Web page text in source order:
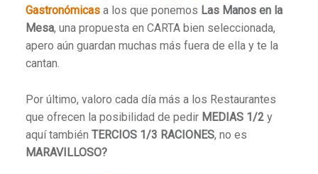
Gastronómicasa los que ponemos Las Manos en la
Mesa, una propuesta en CARTA bien seleccionada,
apero aún guardan muchas más fuera de ella y te la
cantan.
Por último, valoro cada día más a los Restaurantes
que ofrecen la posibilidad de pedir MEDIAS 1/2y
aquí también TERCIOS 1/3 RACIONES, no es
MARAVILLOSO?